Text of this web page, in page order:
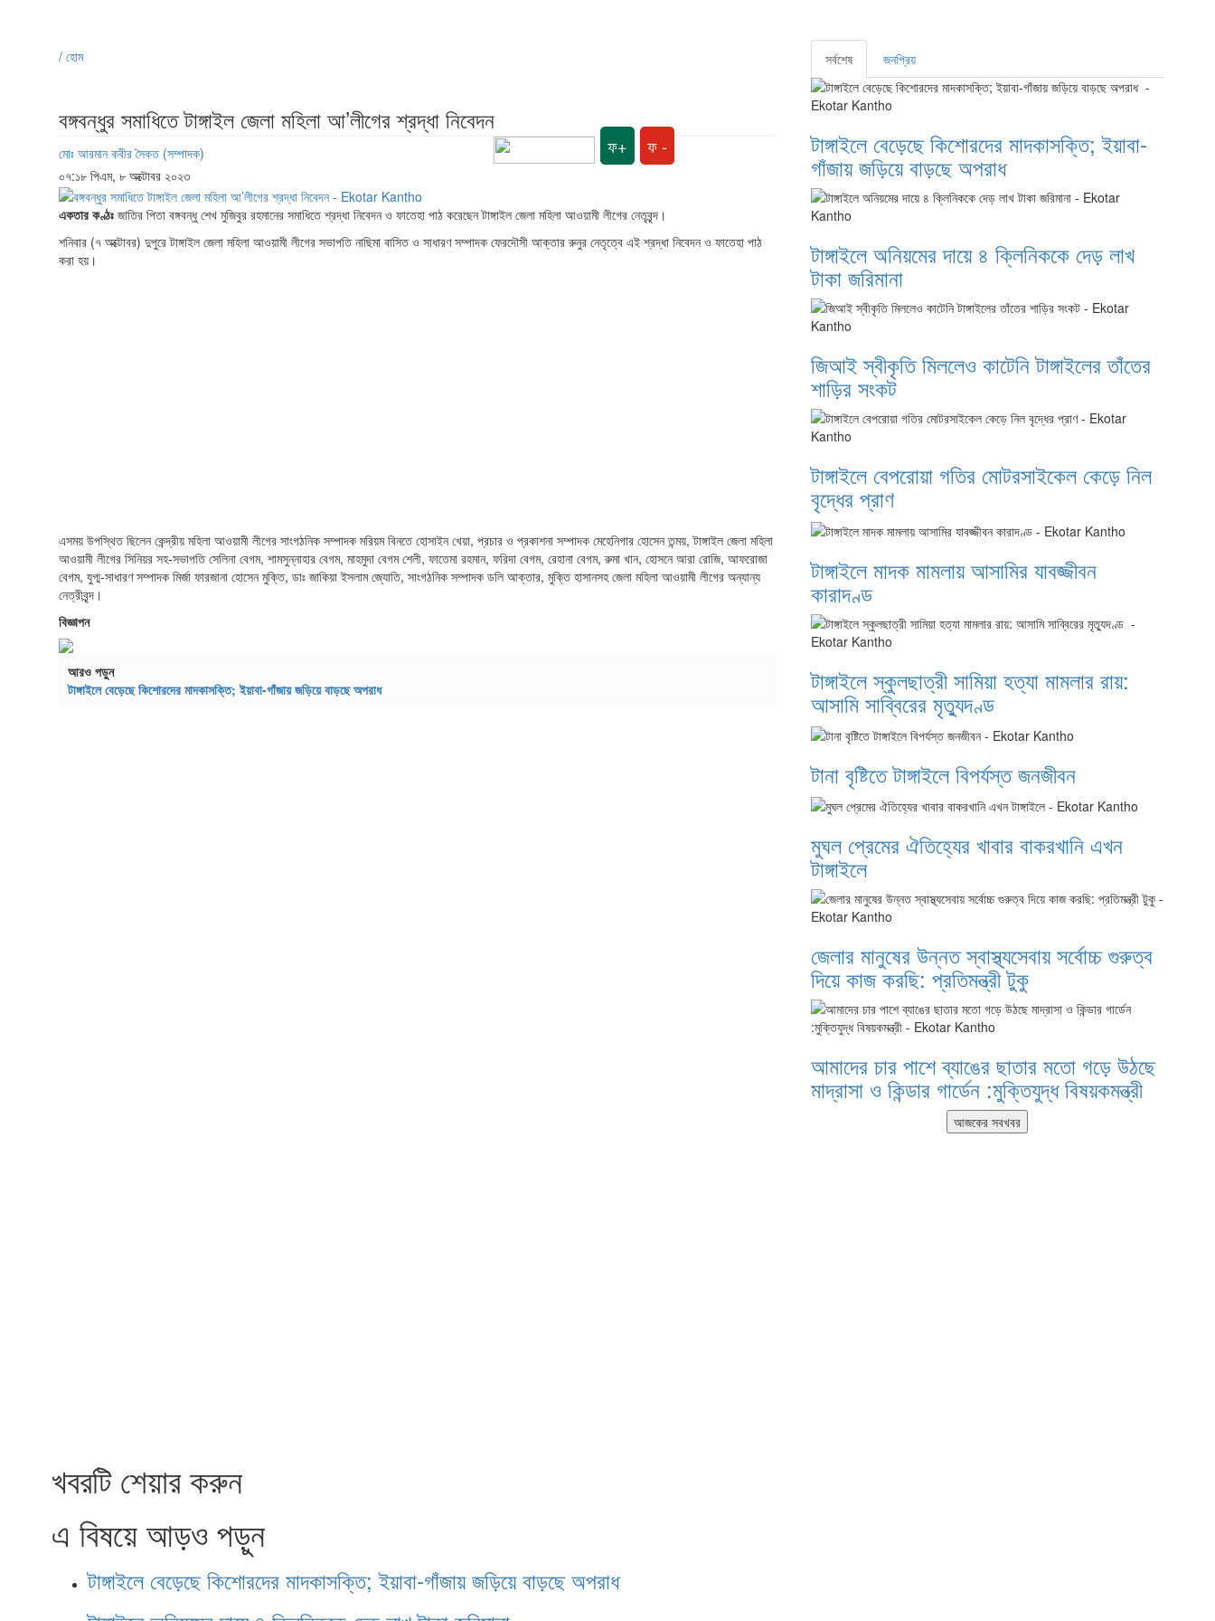
/ হোম
বঙ্গবন্ধুর সমাধিতে টাঙ্গাইল জেলা মহিলা আ’লীগের শ্রদ্ধা নিবেদন
মোঃ আরমান কবীর সৈকত (সম্পাদক)
০৭:১৮ পিএম, ৮ অক্টোবর ২০২৩
ফ+ ফ -
একতার কণ্ঠঃ জাতির পিতা বঙ্গবন্ধু শেখ মুজিবুর রহমানের সমাধিতে শ্রদ্ধা নিবেদন ও ফাতেহা পাঠ করেছেন টাঙ্গাইল জেলা মহিলা আওয়ামী লীগের নেতৃবৃন্দ।
শনিবার (৭ অক্টোবর) দুপুরে টাঙ্গাইল জেলা মহিলা আওয়ামী লীগের সভাপতি নাছিমা বাসিত ও সাধারণ সম্পাদক ফেরদৌসী আক্তার রুনুর নেতৃত্বে এই শ্রদ্ধা নিবেদন ও ফাতেহা পাঠ
করা হয়।
এসময় উপস্থিত ছিলেন কেন্দ্রীয় মহিলা আওয়ামী লীগের সাংগঠনিক সম্পাদক মরিয়ম বিনতে হোসাইন খেয়া, প্রচার ও প্রকাশনা সম্পাদক মেহেনিগার হোসেন তন্ময়, টাঙ্গাইল জেলা মহিলা
আওয়ামী লীগের সিনিয়র সহ-সভাপতি সেলিনা বেগম, শামসুন্নাহার বেগম, মাহমুদা বেগম শেলী, ফাতেমা রহমান, ফরিদা বেগম, রেহানা বেগম, রুমা খান, হোসনে আরা রোজি, আফরোজা
বেগম, যুগ্ম-সাধারণ সম্পাদক মির্জা ফারজানা হোসেন মুক্তি, ডাঃ জাকিয়া ইসলাম জ্যোতি, সাংগঠনিক সম্পাদক ডলি আক্তার, মুক্তি হাসানসহ জেলা মহিলা আওয়ামী লীগের অন্যান্য
নেত্রীবৃন্দ।
বিজ্ঞাপন
আরও পড়ুন
টাঙ্গাইলে বেড়েছে কিশোরদের মাদকাসক্তি; ইয়াবা-গাঁজায় জড়িয়ে বাড়ছে অপরাধ
খবরটি শেয়ার করুন
এ বিষয়ে আড়ও পড়ুন
টাঙ্গাইলে বেড়েছে কিশোরদের মাদকাসক্তি; ইয়াবা-গাঁজায় জড়িয়ে বাড়ছে অপরাধ
সর্বশেষ জনপ্রিয়
টাঙ্গাইলে বেড়েছে কিশোরদের মাদকাসক্তি; ইয়াবা-
গাঁজায় জড়িয়ে বাড়ছে অপরাধ
টাঙ্গাইলে অনিয়মের দায়ে ৪ ক্লিনিককে দেড় লাখ
টাকা জরিমানা
জিআই স্বীকৃতি মিললেও কাটেনি টাঙ্গাইলের তাঁতের
শাড়ির সংকট
টাঙ্গাইলে বেপরোয়া গতির মোটরসাইকেল কেড়ে নিল
বৃদ্ধের প্রাণ
টাঙ্গাইলে মাদক মামলায় আসামির যাবজ্জীবন
কারাদণ্ড
টাঙ্গাইলে স্কুলছাত্রী সামিয়া হত্যা মামলার রায়:
আসামি সাব্বিরের মৃত্যুদণ্ড
টানা বৃষ্টিতে টাঙ্গাইলে বিপর্যস্ত জনজীবন
মুঘল প্রেমের ঐতিহ্যের খাবার বাকরখানি এখন
টাঙ্গাইলে
জেলার মানুষের উন্নত স্বাস্থ্যসেবায় সর্বোচ্চ গুরুত্ব
দিয়ে কাজ করছি: প্রতিমন্ত্রী টুকু
আমাদের চার পাশে ব্যাঙের ছাতার মতো গড়ে উঠছে
মাদ্রাসা ও কিন্ডার গার্ডেন :মুক্তিযুদ্ধ বিষয়কমন্ত্রী